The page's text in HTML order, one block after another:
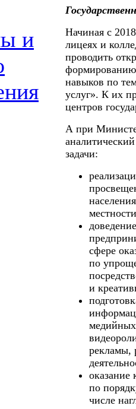
и
Начиная с
лицеях и
проводить
навыков по
услуг». К их
центров
А при
задачи:
сфере
по
и
медийных
рекламы,
оказание
по
числе